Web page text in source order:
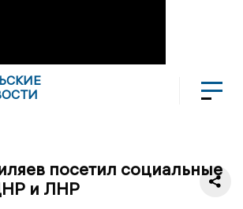
посетил социальные
и ЛНР